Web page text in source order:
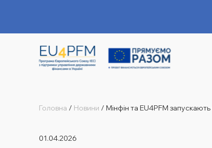
Головна / Новини / Мінфін та EU4PFM запускають
01.04.2026